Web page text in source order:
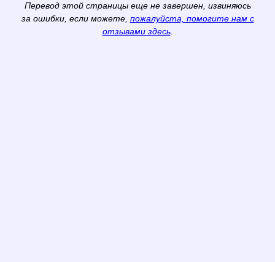
Перевод этой страницы еще не завершен, извиняюсь
за ошибки, если можете, пожалуйста, помогите нам с
отзывами здесь.